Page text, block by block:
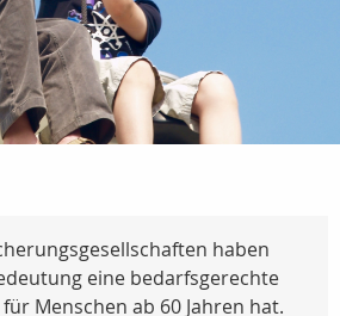
haben
eine bedarfsgerechte
Menschen ab 60 Jahren hat.